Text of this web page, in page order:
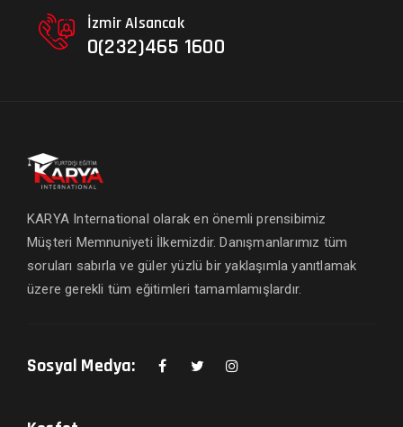
İzmir Alsancak
0(232)465 1600
KARYA International olarak en önemli prensibimiz
Müşteri Memnuniyeti İlkemizdir. Danışmanlarımız tüm
soruları sabırla ve güler yüzlü bir yaklaşımla yanıtlamak
üzere gerekli tüm eğitimleri tamamlamışlardır.
Sosyal Medya: